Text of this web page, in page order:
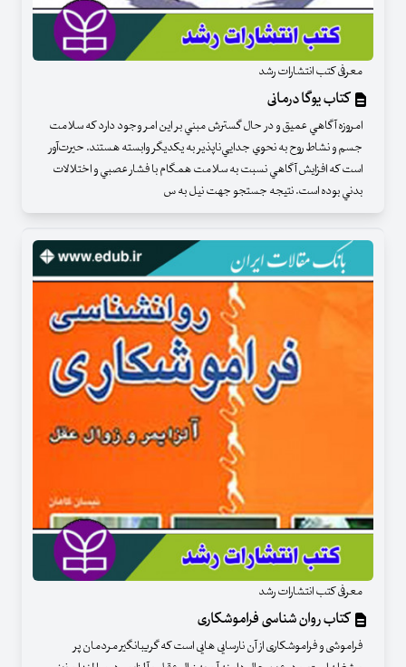
معرفی کتب انتشارات رشد
کتاب یوگا درمانی
امروزه آگاهي عميق و در حال گسترش مبني بر اين امر وجود دارد كه سلامت
جسم و نشاط روح به نحوي جدايي‌ناپذير به يكديگر وابسته هستند. حيرت‌آور
است كه افزايش آگاهي نسبت به سلامت همگام با فشار عصبي و اختلالات
بدني بوده است. نتيجه جستجو جهت نيل به س
معرفی کتب انتشارات رشد
کتاب روان شناسی فراموشکاری
فراموشی و فراموشکاری از آن نارسایی هایی است که گریبانگیر مردمان پر